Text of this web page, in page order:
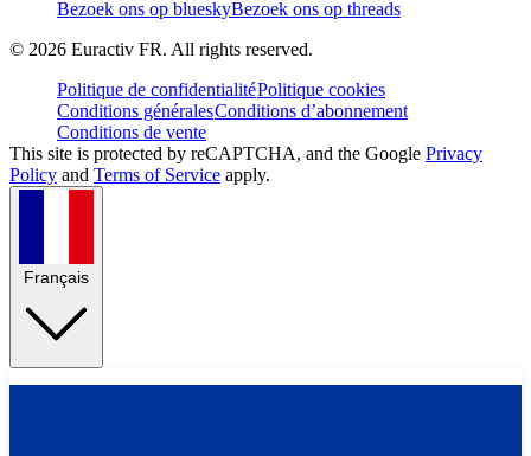
Bezoek ons op blueskyBezoek ons op threads
© 2026 Euractiv FR. All rights reserved.
Politique de confidentialitéPolitique cookies
Conditions généralesConditions d’abonnement
Conditions de vente
This site is protected by reCAPTCHA, and the Google Privacy
Policy and Terms of Service apply.
Français